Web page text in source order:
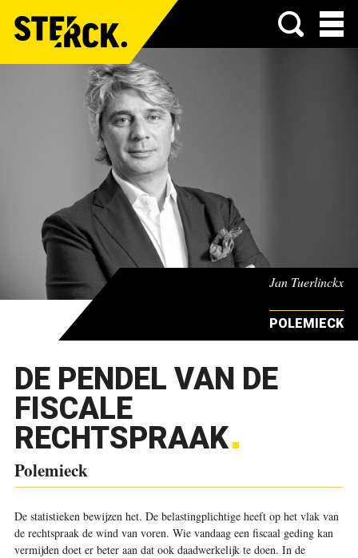
Menu
Jan Tuerlinckx
POLEMIECK
DE PENDEL VAN DE
FISCALE
RECHTSPRAAK
Polemieck
De statistieken bewijzen het. De belastingplichtige heeft op het vlak van
de rechtspraak de wind van voren. Wie vandaag een fiscaal geding kan
vermijden doet er beter aan dat ook daadwerkelijk te doen. In de